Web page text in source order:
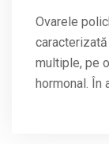
Ovarele
multiple, pe
hormonal. În